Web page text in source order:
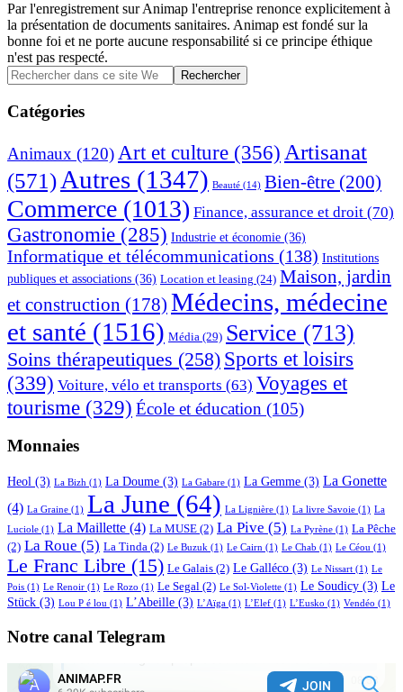
Par l'enregistrement sur Animap l'entreprise renonce explicitement à
la présentation de documents sanitaires. Animap est fondé sur la
bonne foi et ne porte aucune responsabilité si ce principe éthique
n'est pas respecté.
Barre
latérale
principale
Rechercher
dans
ce
site
Catégories
Animaux (120) Art et culture (356) Artisanat
(571) Autres (1347) Beauté (14) Bien-être (200)
Commerce (1013) Finance, assurance et droit (70)
Gastronomie (285) Industrie et économie (36)
Informatique et télécommunications (138) Institutions
publiques et associations (36) Location et leasing (24) Maison, jardin
et construction (178) Médecins, médecine
et santé (1516) Média (29) Service (713)
Soins thérapeutiques (258) Sports et loisirs
(339) Voiture, vélo et transports (63) Voyages et
tourisme (329) École et éducation (105)
Monnaies
Heol (3) La Bizh (1) La Doume (3) La Gabare (1) La Gemme (3) La Gonette
(4) La Graine (1) La June (64) La Lignière (1) La livre Savoie (1) La
Luciole (1) La Maillette (4) La MUSE (2) La Pive (5) La Pyrène (1) La Pêche
(2) La Roue (5) La Tinda (2) Le Buzuk (1) Le Cairn (1) Le Chab (1) Le Céou (1)
Le Franc Libre (15) Le Galais (2) Le Galléco (3) Le Nissart (1) Le
Pois (1) Le Renoir (1) Le Rozo (1) Le Segal (2) Le Sol-Violette (1) Le Soudicy (3) Le
Stück (3) Lou P é lou (1) L’Abeille (3) L’Aïga (1) L’Elef (1) L’Eusko (1) Vendéo (1)
Notre canal Telegram